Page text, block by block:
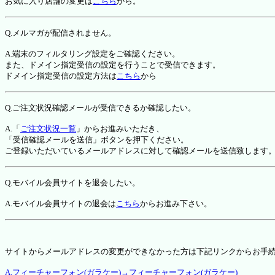
Q.メルマガが配信されません。
A.端末のフィルタリング設定をご確認ください。
また、ドメイン指定受信の設定を行うことで受信できます。
ドメイン指定受信の設定方法はこちらから
Q.ご注文状況確認メールが受信できるか確認したい。
A.「 ご注文状況一覧 」からお進みいただき、
「受信確認メールを送信」ボタンを押下ください。
ご登録いただいているメールアドレスに対して確認メールを送信致します。
Q.モバイル会員サイトを退会したい。
A.モバイル会員サイトの退会はこちらからお進み下さい。
サイトからメールアドレスの変更ができなかった方は下記リンクからお手
A.フィーチャーフォン(ガラケー)→フィーチャーフォン(ガラケー)